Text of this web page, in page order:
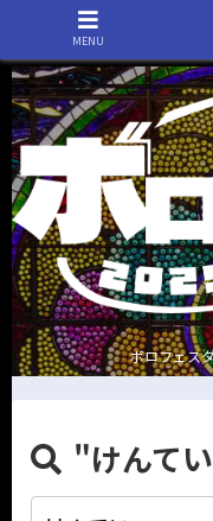
ボロフェス
"けんて
MENU